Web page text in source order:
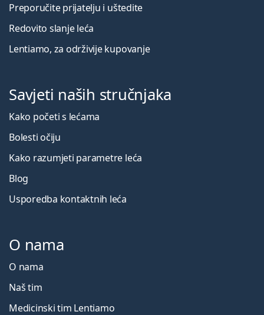
Preporučite prijatelju i uštedite
Redovito slanje leća
Lentiamo, za održivije kupovanje
Savjeti naših stručnjaka
Kako početi s lećama
Bolesti očiju
Kako razumjeti parametre leća
Blog
Usporedba kontaktnih leća
O nama
O nama
Naš tim
Medicinski tim Lentiamo